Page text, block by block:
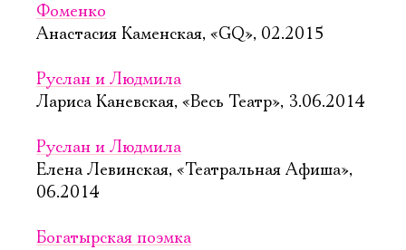
Фоменко
Анастасия Каменская, «GQ», 02.2015
Руслан и Людмила
Лариса Каневская, «Весь Театр», 3.06.2014
Руслан и Людмила
Елена Левинская, «Театральная Афиша»,
06.2014
Богатырская поэмка